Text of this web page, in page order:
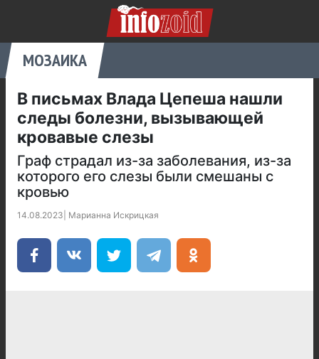
МОЗАИКА
В письмах Влада Цепеша нашли
следы болезни, вызывающей
кровавые слезы
Граф страдал из-за заболевания, из-за
которого его слезы были смешаны с
кровью
14.08.2023 Марианна Искрицкая